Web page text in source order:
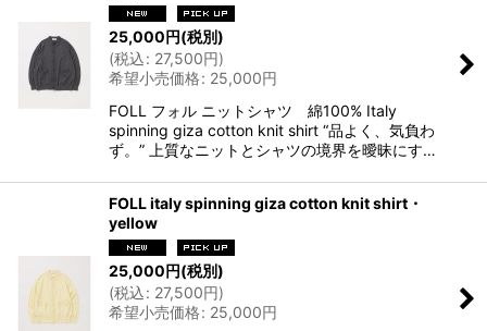
25,000円(税別)
(税込: 27,500円)
希望小売価格: 25,000円
FOLL フォル ニットシャツ 綿100% Italy
spinning giza cotton knit shirt “品よく、気負わ
ず。” 上質なニットとシャツの境界を曖昧にす…
FOLL italy spinning giza cotton knit shirt・
yellow
25,000円(税別)
(税込: 27,500円)
希望小売価格: 25,000円